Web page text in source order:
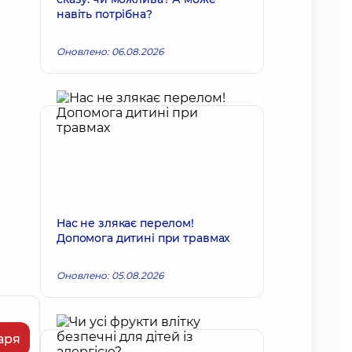
навіть потрібна?
Оновлено: 06.08.2026
Нас не злякає перелом!
Допомога дитині при травмах
Оновлено: 05.08.2026